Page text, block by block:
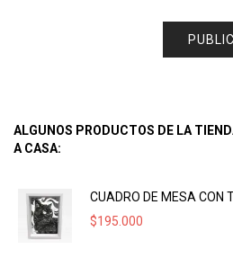
ALGUNOS PRODUCTOS DE LA
A CASA:
CUADRO DE MESA CON
$195.000